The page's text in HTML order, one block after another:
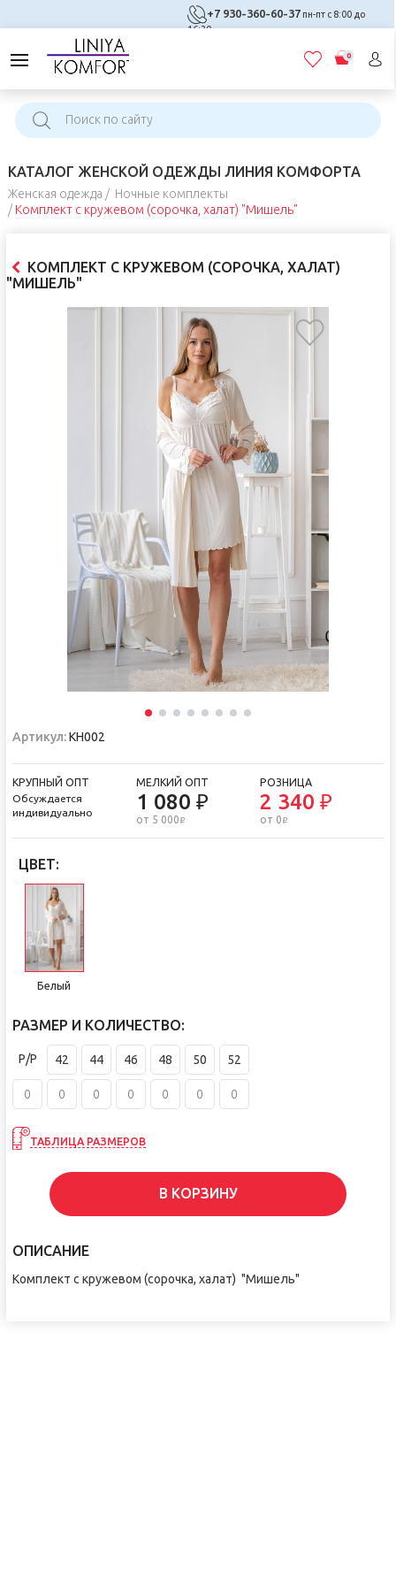
+7 930-360-60-37 пн-пт с 8:00 до
16:30
0
КАТАЛОГ ЖЕНСКОЙ ОДЕЖДЫ ЛИНИЯ КОМФОРТА
Женская одежда
Ночные комплекты
Комплект с кружевом (сорочка, халат) "Мишель"
КОМПЛЕКТ С КРУЖЕВОМ (СОРОЧКА, ХАЛАТ)
"МИШЕЛЬ"
Артикул:КН002
КРУПНЫЙ ОПТ
Обсуждается
индивидуально
МЕЛКИЙ ОПТ
1 080 ₽
от 5 000 i
РОЗНИЦА
2 340 ₽
от 0 i
ЦВЕТ:
Белый
РАЗМЕР И КОЛИЧЕСТВО:
Р/Р 42 44 46 48 50 52
ТАБЛИЦА РАЗМЕРОВ
В КОРЗИНУ
ОПИСАНИЕ
Комплект с кружевом (сорочка, халат) "Мишель"